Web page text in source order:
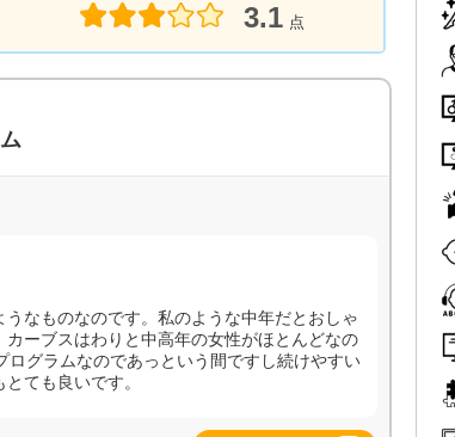
3.1 点
なものなのです。私のような中年だとおしゃ
ーブスはわりと中高年の女性がほとんどなの
グラムなのであっという間ですし続けやすい
ても良いです。